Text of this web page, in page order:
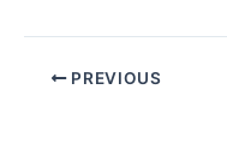
Post PREVIOUS